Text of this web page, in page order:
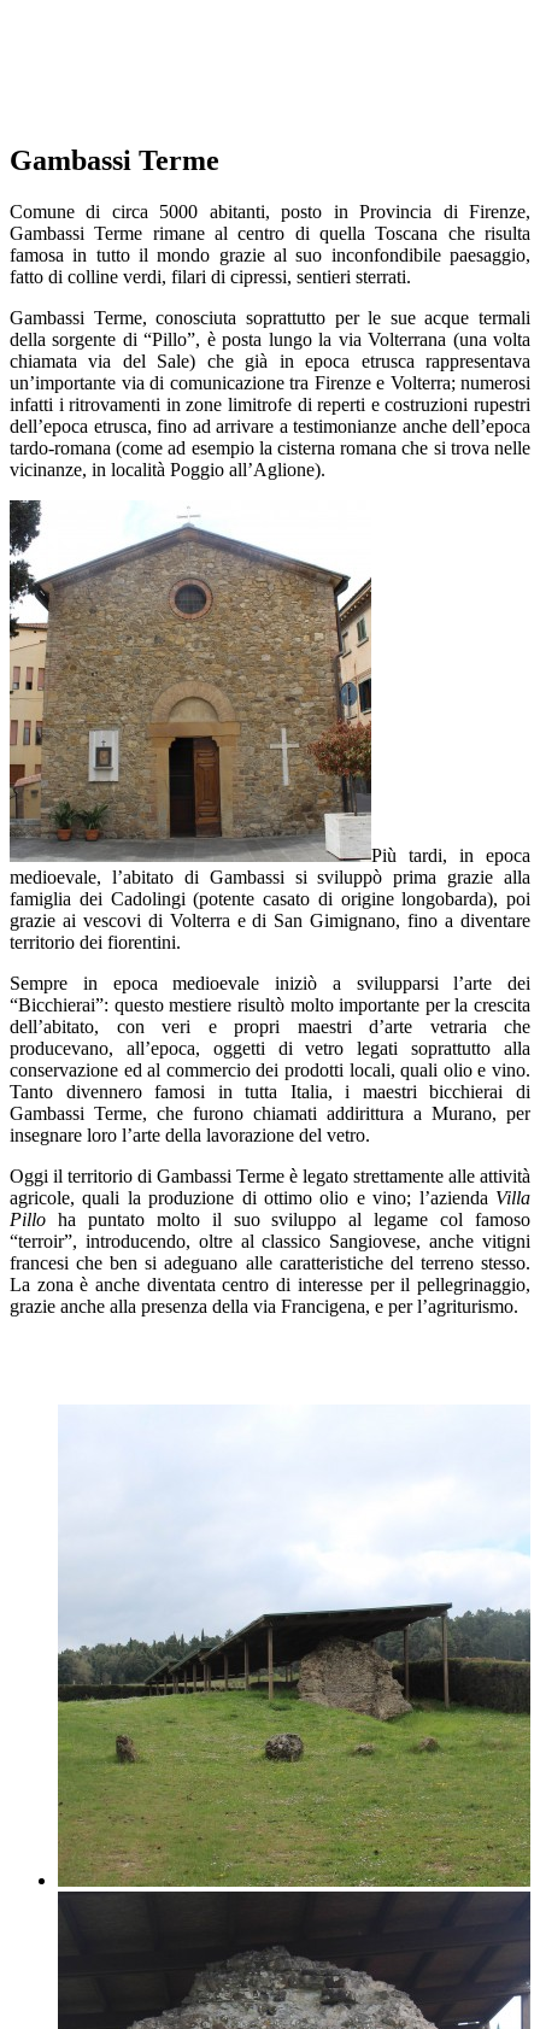
Territorio
Villa Pillo/Territorio
Gambassi Terme
Comune di circa 5000 abitanti, posto in Provincia di Firenze,
Gambassi Terme rimane al centro di quella Toscana che risulta
famosa in tutto il mondo grazie al suo inconfondibile paesaggio,
fatto di colline verdi, filari di cipressi, sentieri sterrati.
Gambassi Terme, conosciuta soprattutto per le sue acque termali
della sorgente di “Pillo”, è posta lungo la via Volterrana (una volta
chiamata via del Sale) che già in epoca etrusca rappresentava
un’importante via di comunicazione tra Firenze e Volterra; numerosi
infatti i ritrovamenti in zone limitrofe di reperti e costruzioni rupestri
dell’epoca etrusca, fino ad arrivare a testimonianze anche dell’epoca
tardo-romana (come ad esempio la cisterna romana che si trova nelle
vicinanze, in località Poggio all’Aglione).
Più tardi, in epoca
medioevale, l’abitato di Gambassi si sviluppò prima grazie alla
famiglia dei Cadolingi (potente casato di origine longobarda), poi
grazie ai vescovi di Volterra e di San Gimignano, fino a diventare
territorio dei fiorentini.
Sempre in epoca medioevale iniziò a svilupparsi l’arte dei
“Bicchierai”: questo mestiere risultò molto importante per la crescita
dell’abitato, con veri e propri maestri d’arte vetraria che
producevano, all’epoca, oggetti di vetro legati soprattutto alla
conservazione ed al commercio dei prodotti locali, quali olio e vino.
Tanto divennero famosi in tutta Italia, i maestri bicchierai di
Gambassi Terme, che furono chiamati addirittura a Murano, per
insegnare loro l’arte della lavorazione del vetro.
Oggi il territorio di Gambassi Terme è legato strettamente alle attività
agricole, quali la produzione di ottimo olio e vino; l’azienda Villa
Pillo ha puntato molto il suo sviluppo al legame col famoso
“terroir”, introducendo, oltre al classico Sangiovese, anche vitigni
francesi che ben si adeguano alle caratteristiche del terreno stesso.
La zona è anche diventata centro di interesse per il pellegrinaggio,
grazie anche alla presenza della via Francigena, e per l’agriturismo.